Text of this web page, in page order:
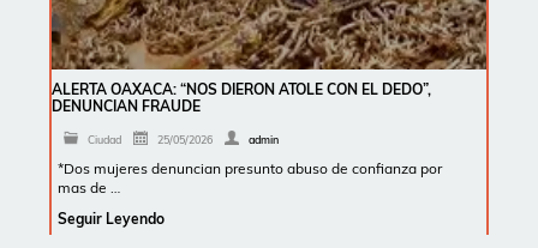
ALERTA OAXACA: “NOS DIERON ATOLE CON EL DEDO”,
DENUNCIAN FRAUDE
Ciudad 25/05/2026 admin
*Dos mujeres denuncian presunto abuso de confianza por
mas de …
Seguir Leyendo